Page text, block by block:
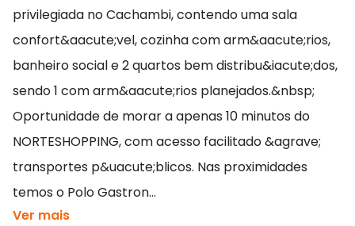
privilegiada no Cachambi, contendo uma sala
confort&aacute;vel, cozinha com arm&aacute;rios,
banheiro social e 2 quartos bem distribu&iacute;dos,
sendo 1 com arm&aacute;rios planejados.&nbsp;
Oportunidade de morar a apenas 10 minutos do
NORTESHOPPING, com acesso facilitado &agrave;
transportes p&uacute;blicos. Nas proximidades
temos o Polo Gastron...
Ver mais